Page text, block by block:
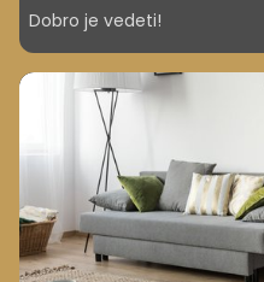
Dobro je vedeti!